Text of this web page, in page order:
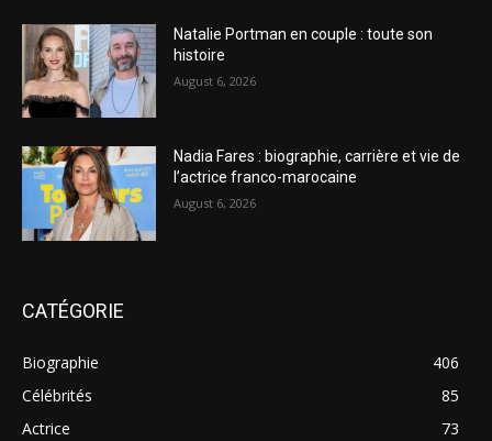
Natalie Portman en couple : toute son
histoire
August 6, 2026
Nadia Fares : biographie, carrière et vie de
l’actrice franco-marocaine
August 6, 2026
CATÉGORIE
Biographie
406
Célébrités
85
Actrice
73